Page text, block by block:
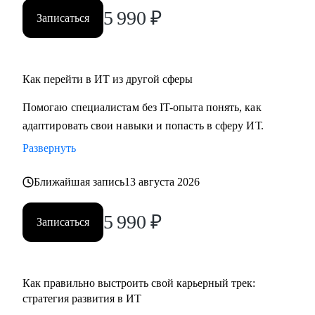
ты новичок и только определяешься с выбором, я проведу
для тебя обзор на самые востребованные профессии в
Записаться 5 990 ₽
Как перейти в ИТ из другой сферы
Помогаю специалистам без IT-опыта понять, как
адаптировать свои навыки и попасть в сферу ИТ.
Развернуть
Ближайшая запись13 августа 2026
Записаться 5 990 ₽
Как правильно выстроить свой карьерный трек:
стратегия развития в ИТ